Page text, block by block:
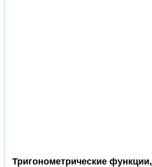
Тригонометрические функции,